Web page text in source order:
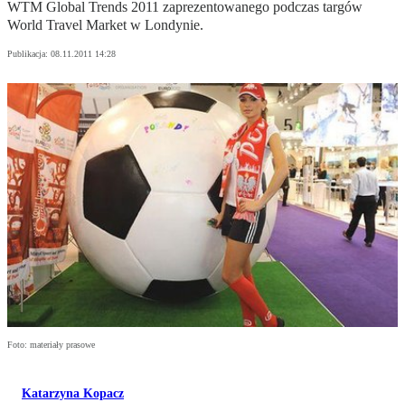
WTM Global Trends 2011 zaprezentowanego podczas targów
World Travel Market w Londynie.
Publikacja: 08.11.2011 14:28
Foto: materiały prasowe
Katarzyna Kopacz